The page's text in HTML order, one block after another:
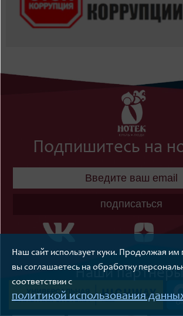
Наш сайт использует куки. Продолжая им
вы соглашаетесь на обработку
соответствии с
политикой использования
Подпишитесь на
подписаться
Наши